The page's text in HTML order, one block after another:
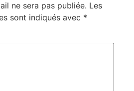
ne sera pas publiée. Les
sont indiqués avec *